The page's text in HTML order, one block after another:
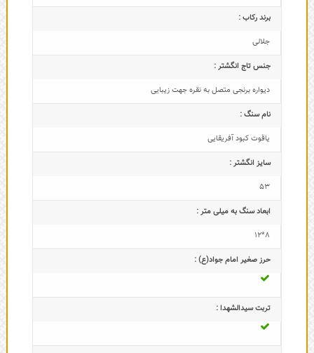
برند رکاب :
جلالی
جنس تاج انگشتر :
دیواره برنجی متصل به نقره جهت زیبایی
نام سنگ :
یاقوت کبود آفریقایی
سایز انگشتر :
53
ابعاد سنگ به میلی متر :
8*12
حرز صغیر امام جواد(ع) :
تربت سیدالشهدا :